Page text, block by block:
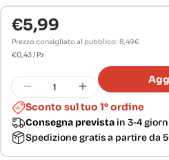
- Carbone attivo: Riduce naturalmente
gialle
- Massima igiene: Protegge gli spazi
pulito
- Facili da usare: Posizionamento
- Diverse dimensioni: Disponibili in
Prezzo
normale
€5,99
Prezzo consigliato al pubblico: 8,49€
PREZZO
€0,43/ Per
Pz
Quantità
Diminuisci laAumenta la
Sconto sul tuo 1° ordine
Consegna prevista in 3-4
Spedizione gratis a partire da